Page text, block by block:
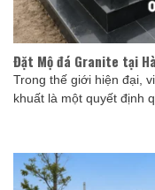
Đặt Mộ đá Granite tại
Trong thế giới hiện đại,
khuất là một quyết định